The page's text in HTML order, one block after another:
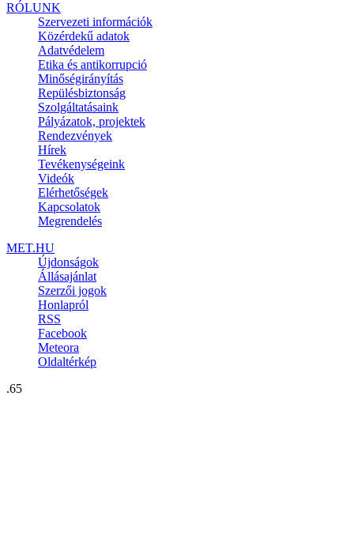
RÓLUNK
Szervezeti információk
Közérdekű adatok
Adatvédelem
Etika és antikorrupció
Minőségirányítás
Repülésbiztonság
Szolgáltatásaink
Pályázatok, projektek
Rendezvények
Hírek
Tevékenységeink
Videók
Elérhetőségek
Kapcsolatok
Megrendelés
MET.HU
Újdonságok
Állásajánlat
Szerzői jogok
Honlapról
RSS
Facebook
Meteora
Oldaltérkép
.65